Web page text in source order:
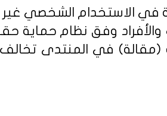
في الاستخدام الشخصي غير
وفق نظام حماية
في المنتدى